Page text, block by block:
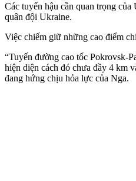
Các tuyến hậu cần quan trọng
quân đội Ukraine.
Việc chiếm giữ những cao điểm
“Tuyến đường cao tốc Pokrovsk-
hiện diện cách đó chưa đầy 4 km
đang hứng chịu hỏa lực của Nga.